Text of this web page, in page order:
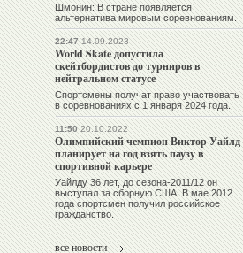
Шмонин: В стране появляется
альтернатива мировым соревнованиям.
22:4714.09.2023
World Skate допустила
скейтбордистов до турниров в
нейтральном статусе
Спортсмены получат право участвовать
в соревнованиях с 1 января 2024 года.
11:5020.10.2022
Олимпийский чемпион Виктор Уайлд
планирует на год взять паузу в
спортивной карьере
Уайлду 36 лет, до сезона-2011/12 он
выступал за сборную США. В мае 2012
года спортсмен получил российское
гражданство.
все новости